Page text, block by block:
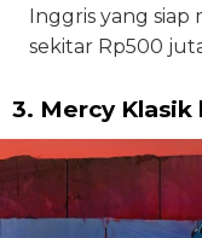
Inggris yang siap
sekitar Rp500
3. Mercy